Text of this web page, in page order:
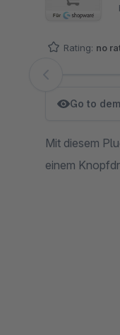
Rating: no
Skip image
Go to
Mit diesem
einem